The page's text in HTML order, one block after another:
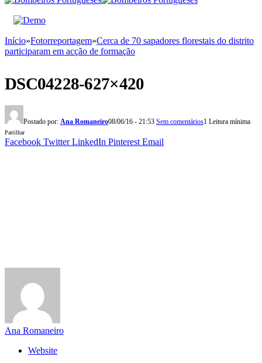
Início»Fotorreportagem»Cerca de 70 sapadores florestais do distrito
participaram em acção de formação
DSC04228-627×420
Postado por: Ana Romaneiro08/06/16 - 21:53 Sem comentários1 Leitura mínima
Partilhar
Facebook Twitter LinkedIn Pinterest Email
Ana Romaneiro
Website